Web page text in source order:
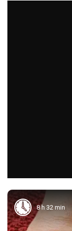
8 h 32 min